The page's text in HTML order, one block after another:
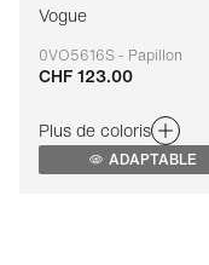
Vogue
0VO5616S - Papillon
Adaptable
CHF 123.00
Plus de coloris
ADAPTABLE